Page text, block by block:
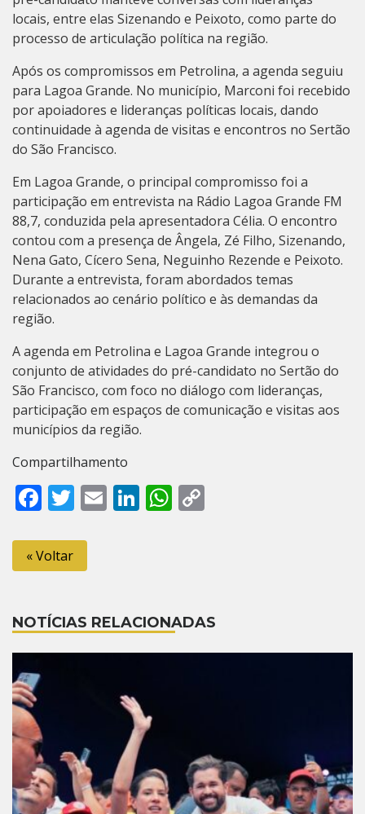
locais, entre elas Sizenando e Peixoto, como parte do
processo de articulação política na região.
Após os compromissos em Petrolina, a agenda seguiu
para Lagoa Grande. No município, Marconi foi recebido
por apoiadores e lideranças políticas locais, dando
continuidade à agenda de visitas e encontros no Sertão
do São Francisco.
Em Lagoa Grande, o principal compromisso foi a
participação em entrevista na Rádio Lagoa Grande FM
88,7, conduzida pela apresentadora Célia. O encontro
contou com a presença de Ângela, Zé Filho, Sizenando,
Nena Gato, Cícero Sena, Neguinho Rezende e Peixoto.
Durante a entrevista, foram abordados temas
relacionados ao cenário político e às demandas da
região.
A agenda em Petrolina e Lagoa Grande integrou o
conjunto de atividades do pré-candidato no Sertão do
São Francisco, com foco no diálogo com lideranças,
participação em espaços de comunicação e visitas aos
municípios da região.
Compartilhamento
Facebook
Twitter
EmailLinkedIn
WhatsApp
« Voltar
NOTÍCIAS RELACIONADAS